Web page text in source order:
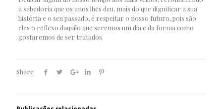
a sabedoria que os anos lhes deu, mais do que dignificar a sua
história e o seu passado, é respeitar o nosso futuro, pois são
eles o reflexo daquilo que seremos um dia e da forma como
gostaremos de ser tratados.
Share